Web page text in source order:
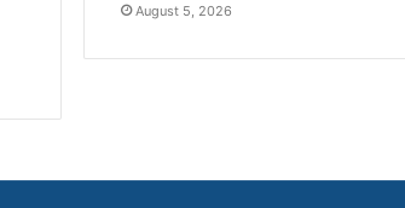
August 5, 2026